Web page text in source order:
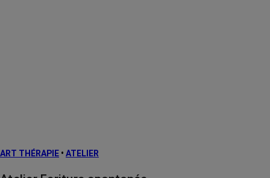
ART THÉRAPIE • ATELIER